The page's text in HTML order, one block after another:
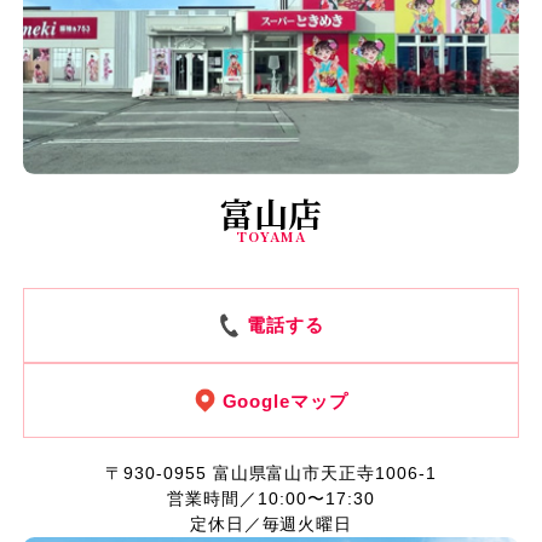
富山店
TOYAMA
電話する
Googleマップ
〒930-0955 富山県富山市天正寺1006-1
営業時間／10:00〜17:30
定休日／毎週火曜日